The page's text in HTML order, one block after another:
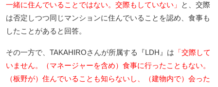
一緒に住んでいることではない。交際もしていない」
と、交際
は否定しつつ同じマンションに住んでいることを認め、食事も
したことがあると回答。
その一方で、TAKAHIROさんが所属する『LDH』は 「交際して
いません。（マネージャーを含め）食事に行ったこともない。
（板野が）住んでいることも知らないし、（建物内で）会った